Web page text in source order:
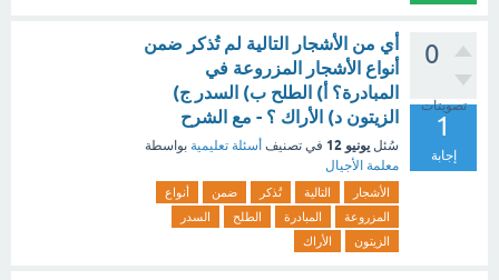
0
تصويتات
1
إجابة
أي من الأشجار التالية لم تُذكر ضمن
أنواع الأشجار المزروعة في
المبادرة؟ أ) الطلح ب) السدر ج)
الزيتون د) الأراك ؟ - مع الشرح
سُئل يونيو 12 في تصنيف أسئلة تعليمية بواسطة
معلمة الأجيال
الأشجار التالية تُذكر ضمن
أنواع
المزروعة
المبادرة الطلح
السدر
الزيتون
الأراك